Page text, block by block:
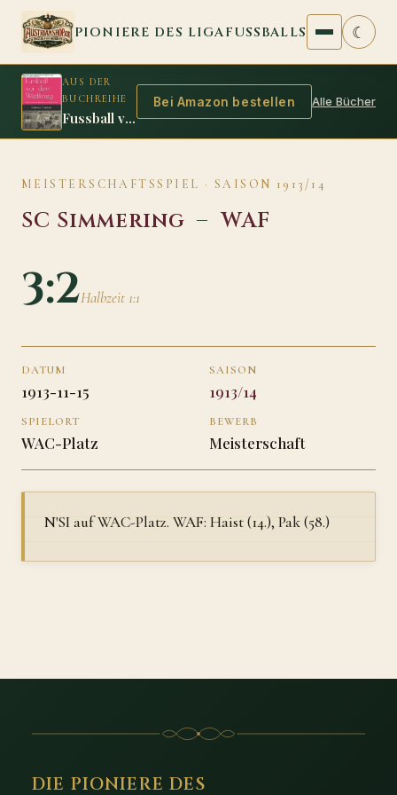
Zum Inhalt springen
PIONIERE DES LIGAFUSSBALLS ☾
AUS DER
BUCHREIHE
Fussball vor dem Weltkrieg
Bei Amazon bestellen Alle Bücher
MEISTERSCHAFTSSPIEL · SAISON 1913/14
SC Simmering –WAF
3:2Halbzeit 1:1
DATUM
1913-11-15
SAISON
1913/14
SPIELORT
WAC-Platz
BEWERB
Meisterschaft
N'SI auf WAC-Platz. WAF: Haist (14.), Pak (58.)
DIE PIONIERE DES